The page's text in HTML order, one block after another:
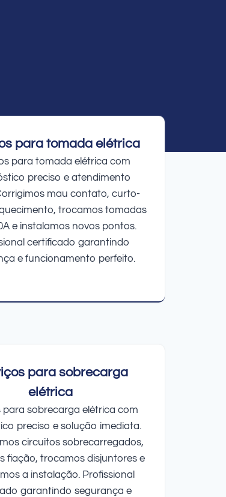
para tomada elétrica
para tomada elétrica com
preciso e atendimento
mau contato, curto-
trocamos tomadas
e instalamos novos pontos.
certificado garantindo
e funcionamento perfeito.
para sobrecarga
elétrica
para sobrecarga elétrica com
preciso e solução imediata.
circuitos sobrecarregados,
fiação, trocamos disjuntores e
a instalação. Profissional
garantindo segurança e